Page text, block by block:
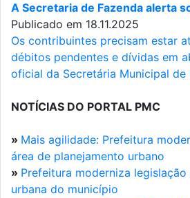
A Secretaria de Fazenda alerta
Publicado em 18.11.2025
Os contribuintes precisam estar
débitos pendentes e dívidas em
oficial da Secretária Municipal de
NOTÍCIAS DO PORTAL PMC
» Mais agilidade: Prefeitura
área de planejamento urbano
» Prefeitura moderniza
urbana do município